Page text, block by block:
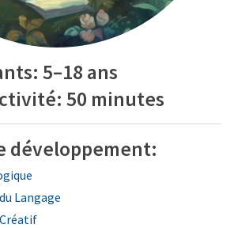
5–18 ans
50 minutes
développement:
Langage